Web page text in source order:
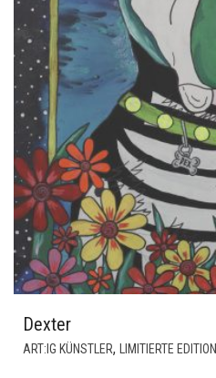
Dexter
ART:IG KÜNSTLER, LIMITIERTE EDITION